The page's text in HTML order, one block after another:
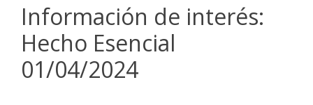
Información de interés:
Hecho Esencial
01/04/2024